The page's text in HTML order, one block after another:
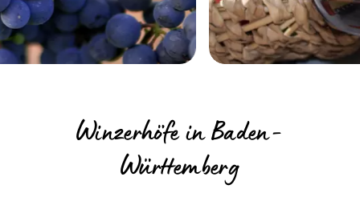
Winzerhöfe in Baden-
Württemberg